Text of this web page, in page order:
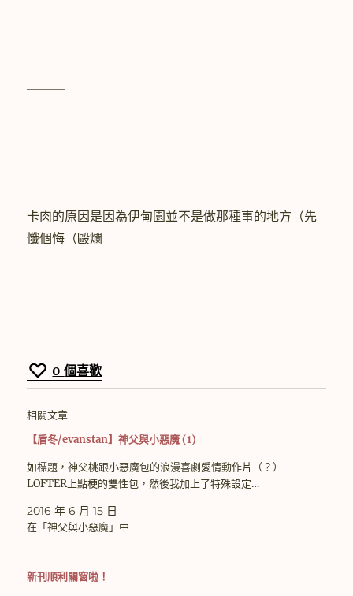
卡肉的原因是因為伊甸園並不是做那種事的地方（先
懺個悔（毆爛
0 個喜歡
相關文章
【盾冬/evanstan】神父與小惡魔 (1)
如標題，神父桃跟小惡魔包的浪漫喜劇愛情動作片（？）
LOFTER上點梗的雙性包，然後我加上了特殊設定…
2016 年 6 月 15 日
在「神父與小惡魔」中
新刊順利關窗啦！